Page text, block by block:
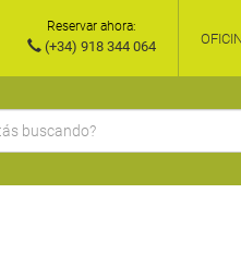
Reservar ahora:
(+34) 918 344 064